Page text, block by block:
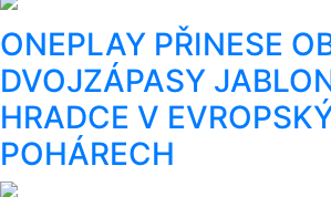
ONEPLAY PŘINESE
DVOJZÁPASY
HRADCE V
POHÁRECH